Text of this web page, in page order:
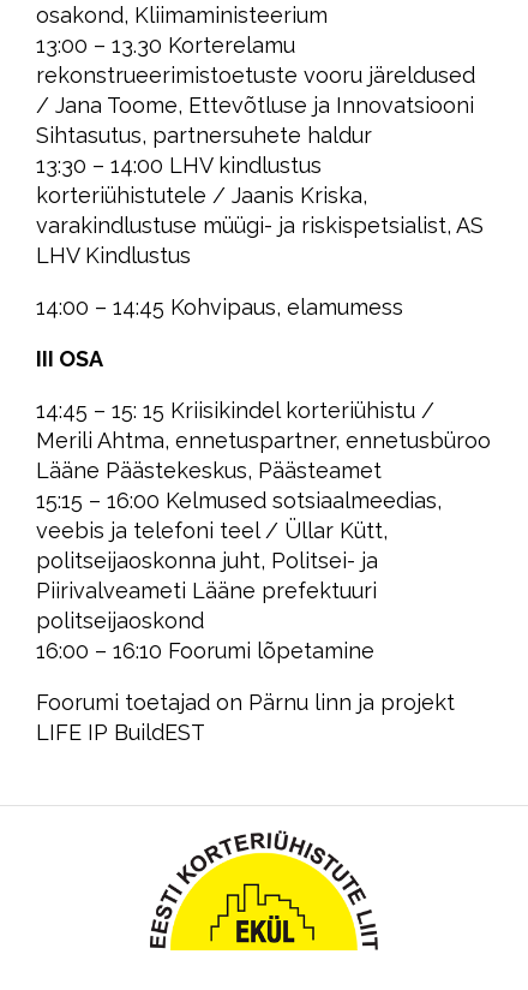
osakond, Kliimaministeerium
13:00 – 13.30 Korterelamu
rekonstrueerimistoetuste vooru järeldused
/ Jana Toome, Ettevõtluse ja Innovatsiooni
Sihtasutus, partnersuhete haldur
13:30 – 14:00 LHV kindlustus
korteriühistutele / Jaanis Kriska,
varakindlustuse müügi- ja riskispetsialist, AS
LHV Kindlustus
14:00 – 14:45 Kohvipaus, elamumess
III OSA
14:45 – 15: 15 Kriisikindel korteriühistu /
Merili Ahtma, ennetuspartner, ennetusbüroo
Lääne Päästekeskus, Päästeamet
15:15 – 16:00 Kelmused sotsiaalmeedias,
veebis ja telefoni teel / Üllar Kütt,
politseijaoskonna juht, Politsei- ja
Piirivalveameti Lääne prefektuuri
politseijaoskond
16:00 – 16:10 Foorumi lõpetamine
Foorumi toetajad on Pärnu linn ja projekt
LIFE IP BuildEST